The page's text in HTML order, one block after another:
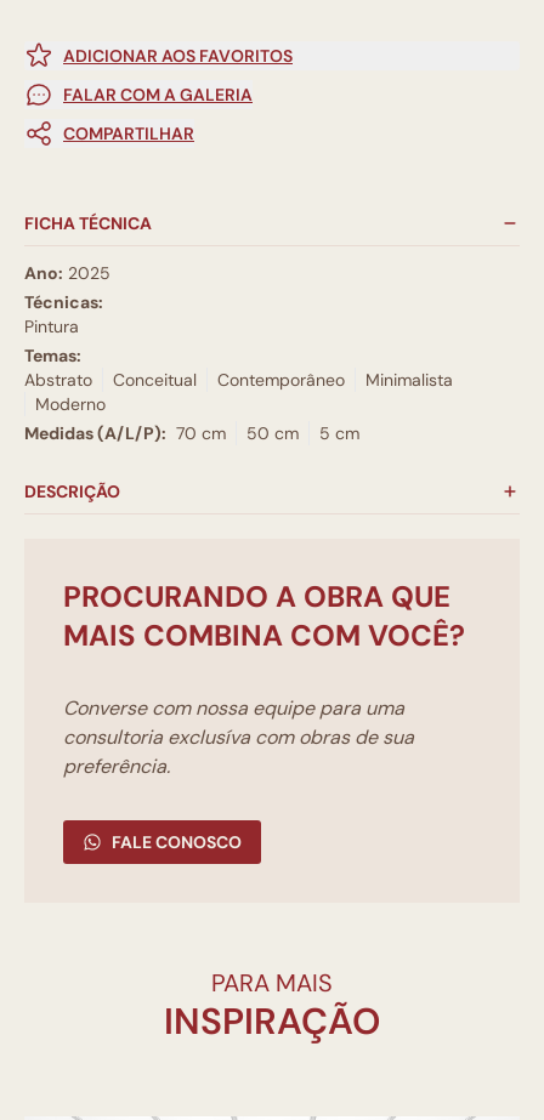
ADICIONAR AOS FAVORITOS
FALAR COM A GALERIA
COMPARTILHAR
FICHA TÉCNICA
Ano: 2025
Técnicas:
Pintura
Temas:
Abstrato
Conceitual Contemporâneo
Minimalista
Moderno
Medidas (A/L/P): 70 cm 50 cm 5 cm
DESCRIÇÃO
PROCURANDO A OBRA QUE
MAIS COMBINA COM VOCÊ?
Converse com nossa equipe para uma
consultoria exclusíva com obras de sua
preferência.
FALE CONOSCO
PARA MAIS
INSPIRAÇÃO